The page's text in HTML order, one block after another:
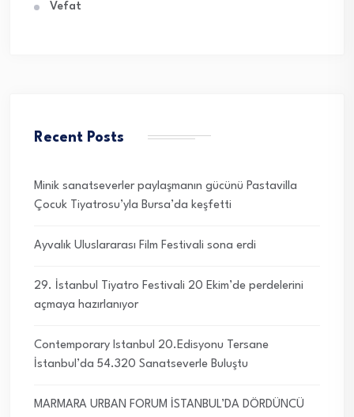
Vefat
Recent Posts
Minik sanatseverler paylaşmanın gücünü Pastavilla
Çocuk Tiyatrosu’yla Bursa’da keşfetti
Ayvalık Uluslararası Film Festivali sona erdi
29. İstanbul Tiyatro Festivali 20 Ekim’de perdelerini
açmaya hazırlanıyor
Contemporary Istanbul 20.Edisyonu Tersane
İstanbul’da 54.320 Sanatseverle Buluştu
MARMARA URBAN FORUM İSTANBUL’DA DÖRDÜNCÜ